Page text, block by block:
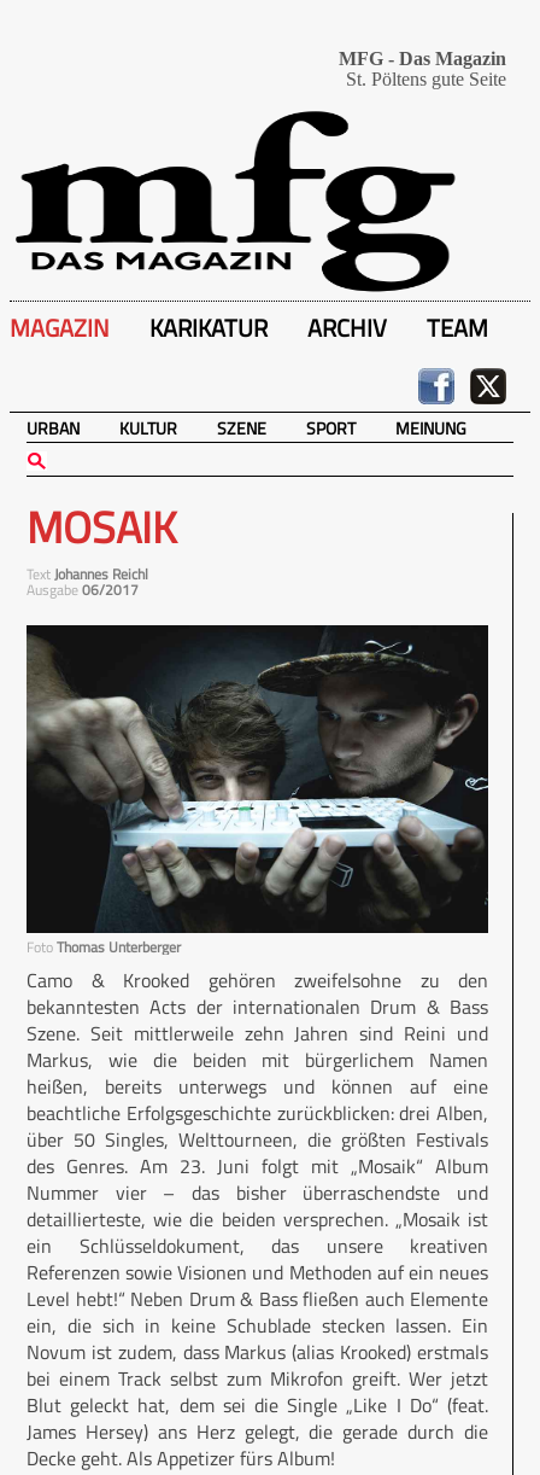
MFG - Das Magazin
St. Pöltens gute Seite
MAGAZIN KARIKATUR ARCHIV TEAM
URBAN KULTUR SZENE SPORT MEINUNG
MOSAIK
TextJohannes Reichl
Ausgabe06/2017
FotoThomas Unterberger
Camo & Krooked gehören zweifelsohne zu den
bekanntesten Acts der internationalen Drum & Bass
Szene. Seit mittlerweile zehn Jahren sind Reini und
Markus, wie die beiden mit bürgerlichem Namen
heißen, bereits unterwegs und können auf eine
beachtliche Erfolgsgeschichte zurückblicken: drei Alben,
über 50 Singles, Welttourneen, die größten Festivals
des Genres. Am 23. Juni folgt mit „Mosaik“ Album
Nummer vier – das bisher überraschendste und
detaillierteste, wie die beiden versprechen. „Mosaik ist
ein Schlüsseldokument, das unsere kreativen
Referenzen sowie Visionen und Methoden auf ein neues
Level hebt!“ Neben Drum & Bass fließen auch Elemente
ein, die sich in keine Schublade stecken lassen. Ein
Novum ist zudem, dass Markus (alias Krooked) erstmals
bei einem Track selbst zum Mikrofon greift. Wer jetzt
Blut geleckt hat, dem sei die Single „Like I Do“ (feat.
James Hersey) ans Herz gelegt, die gerade durch die
Decke geht. Als Appetizer fürs Album!